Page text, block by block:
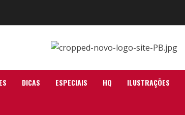
DICAS ESPECIAIS HQ ILUSTRAÇÕES